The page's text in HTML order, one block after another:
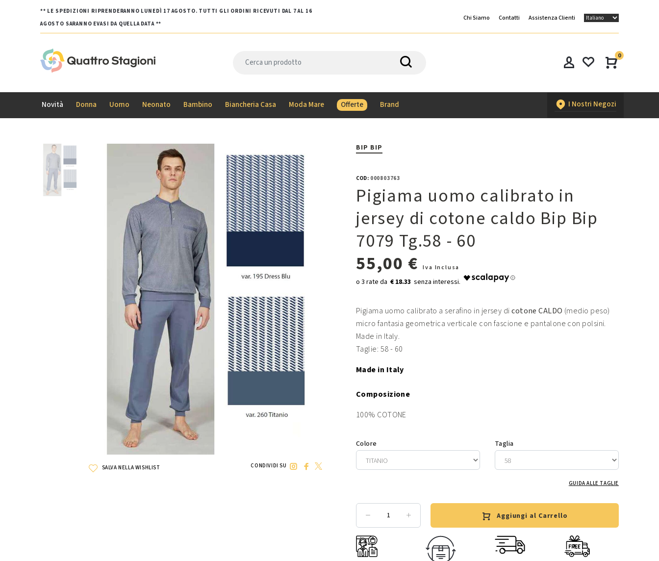
** LE SPEDIZIONI RIPRENDERANNO LUNEDÌ 17 AGOSTO. TUTTI GLI ORDINI RICEVUTI DAL 7 AL 16
AGOSTO SARANNO EVASI DA QUELLA DATA **
Chi Siamo Contatti Assistenza Clienti
0
Novità Donna Uomo Neonato Bambino Biancheria Casa Moda Mare Offerte Brand I Nostri Negozi
SALVA NELLA WISHLIST CONDIVIDI SU
BIP BIP
COD:000803763
Pigiama uomo calibrato in
jersey di cotone caldo Bip Bip
7079 Tg.58 - 60
55,00 €
Iva Inclusa
€ 18.33
Pigiama uomo calibrato a serafino in jersey dicotone CALDO (medio peso)
micro fantasia geometrica verticale con fascione e pantalone con polsini.
Made in Italy.
Taglie: 58 - 60
Made in Italy
Composizione
100% COTONE
Colore Taglia
GUIDA ALLE TAGLIE
Aggiungi al Carrello